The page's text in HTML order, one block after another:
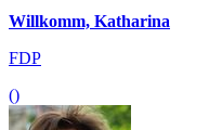
Willkomm, Katharina
FDP
()